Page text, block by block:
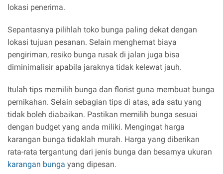
lokasi penerima.
Sepantasnya pilihlah toko bunga paling dekat dengan
lokasi tujuan pesanan. Selain menghemat biaya
pengiriman, resiko bunga rusak di jalan juga bisa
diminimalisir apabila jaraknya tidak kelewat jauh.
Itulah tips memilih bunga dan florist guna membuat bunga
pernikahan. Selain sebagian tips di atas, ada satu yang
tidak boleh diabaikan. Pastikan memilih bunga sesuai
dengan budget yang anda miliki. Mengingat harga
karangan bunga tidaklah murah. Harga yang diberikan
rata-rata tergantung dari jenis bunga dan besarnya ukuran
karangan bunga yang dipesan.